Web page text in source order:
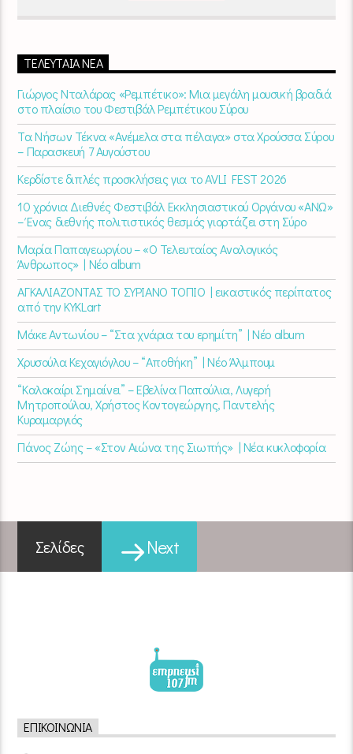
ΤΕΛΕΥΤΑΊΑ ΝΈΑ
Γιώργος Νταλάρας «Ρεμπέτικο»: Μια μεγάλη μουσική βραδιά
στο πλαίσιο του Φεστιβάλ Ρεμπέτικου Σύρου
Τα Νήσων Τέκνα «Ανέμελα στα πέλαγα» στα Χρούσσα Σύρου
– Παρασκευή 7 Αυγούστου
Κερδίστε διπλές προσκλήσεις για το AVLI FEST 2026
10 χρόνια Διεθνές Φεστιβάλ Εκκλησιαστικού Οργάνου «ΑΝΩ»
– Ένας διεθνής πολιτιστικός θεσμός γιορτάζει στη Σύρο​
Μαρία Παπαγεωργίου – «Ο Τελευταίος Αναλογικός
Άνθρωπος» | Νέο album
ΑΓΚΑΛΙΑΖΟΝΤΑΣ ΤΟ ΣΥΡΙΑΝΟ ΤΟΠΙΟ | εικαστικός περίπατος
από την KYKLart
Μάκε Αντωνίου – “Στα χνάρια του ερημίτη” | Νέο album
Χρυσούλα Κεχαγιόγλου – “Αποθήκη” | Νέο Άλμπουμ
“Καλοκαίρι Σημαίνει” – Εβελίνα Παπούλια, Λυγερή
Μητροπούλου, Χρήστος Κοντογεώργης, Παντελής
Κυραμαργιός
Πάνος Ζώης – «Στον Αιώνα της Σιωπής» | Νέα κυκλοφορία
Σελίδες Next
ΕΠΙΚΟΙΝΩΝΊΑ